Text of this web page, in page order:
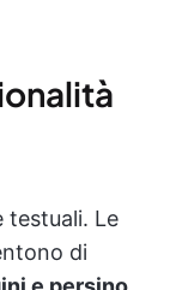
testuali. Le
di